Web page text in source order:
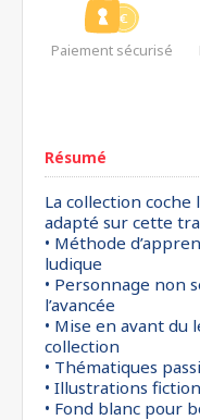
Paiement sécurisé
Résumé
La collection coche
adapté sur cette
• Méthode
ludique
• Personnage non
l’avancée
• Mise en avant
collection
• Thématiques
• Illustrations
• Fond blanc pour